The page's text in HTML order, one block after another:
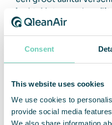
Consent
This website uses cookies
We use cookies to
provide social media
We also share information
lucht. Met meerdere
FG een vangnet mocht
voordoen als het
glad en gemaakt van
gemakkelijk schoon te
geminimaliseerd om
deeltjes en